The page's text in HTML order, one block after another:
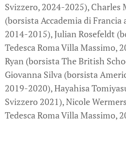
Svizzero, 2024-2025), Charles
(borsista Accademia di Francia
2014-2015), Julian Rosefeldt
Tedesca Roma Villa Massimo,
Ryan (borsista The British
Giovanna Silva (borsista
2019-2020), Hayahisa
Svizzero 2021), Nicole
Tedesca Roma Villa Massimo,